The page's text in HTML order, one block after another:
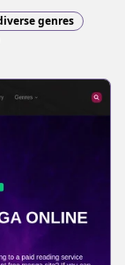
genres